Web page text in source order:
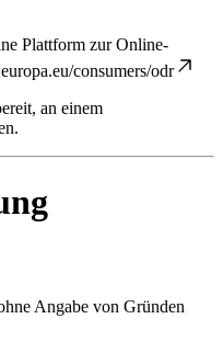
Plattform zur Online-
consumers/odr
an einem
Angabe von Gründen